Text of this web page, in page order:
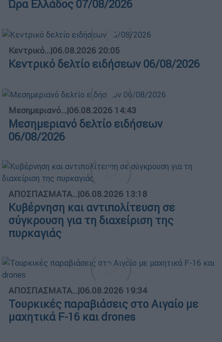
Ώρα Ελλάδος 07/08/2026
Κεντρικό...|06.08.2026 20:05
Κεντρικό δελτίο ειδήσεων 06/08/2026
Μεσημεριανό...|06.08.2026 14:43
Μεσημεριανό δελτίο ειδήσεων
06/08/2026
ΑΠΟΣΠΑΣΜΑΤΑ...|06.08.2026 13:18
Κυβέρνηση και αντιπολίτευση σε
σύγκρουση για τη διαχείριση της
πυρκαγιάς
ΑΠΟΣΠΑΣΜΑΤΑ...|06.08.2026 19:34
Τουρκικές παραβιάσεις στο Αιγαίο με
μαχητικά F-16 και drones